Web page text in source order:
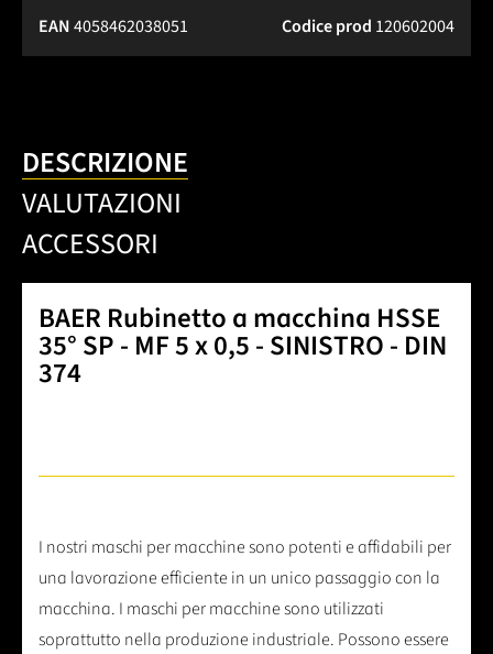
Codice prod 120602004
EAN4058462038051
DESCRIZIONE
VALUTAZIONI
ACCESSORI
BAER Rubinetto a macchina HSSE
35° SP - MF 5 x 0,5 - SINISTRO - DIN
374
I nostri maschi per macchine sono potenti e affidabili per
una lavorazione efficiente in un unico passaggio con la
macchina. I maschi per macchine sono utilizzati
soprattutto nella produzione industriale. Possono essere